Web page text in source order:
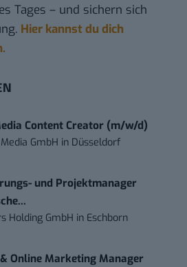
Tages – und sichern sich
Hier kannst du dich
Content Creator (m/w/d)
GmbH in Düsseldorf
und Projektmanager
Holding GmbH in Eschborn
Online Marketing Manager